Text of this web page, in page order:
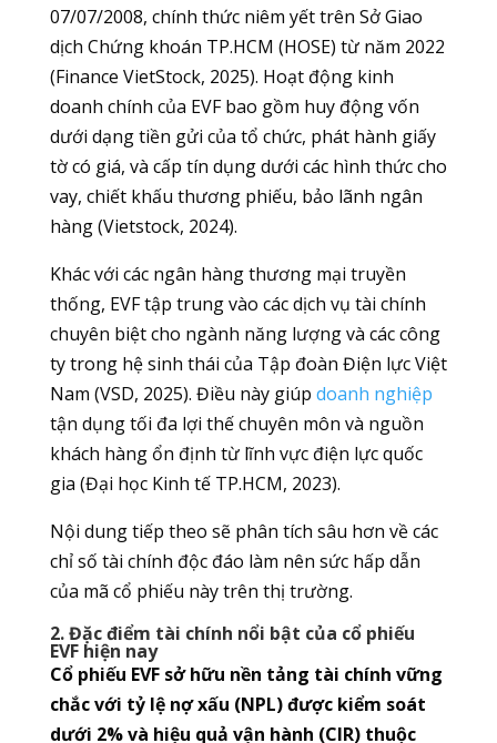
07/07/2008, chính thức niêm yết trên Sở Giao
dịch Chứng khoán TP.HCM (HOSE) từ năm 2022
(Finance VietStock, 2025). Hoạt động kinh
doanh chính của EVF bao gồm huy động vốn
dưới dạng tiền gửi của tổ chức, phát hành giấy
tờ có giá, và cấp tín dụng dưới các hình thức cho
vay, chiết khấu thương phiếu, bảo lãnh ngân
hàng (Vietstock, 2024).
Khác với các ngân hàng thương mại truyền
thống, EVF tập trung vào các dịch vụ tài chính
chuyên biệt cho ngành năng lượng và các công
ty trong hệ sinh thái của Tập đoàn Điện lực Việt
Nam (VSD, 2025). Điều này giúp doanh nghiệp
tận dụng tối đa lợi thế chuyên môn và nguồn
khách hàng ổn định từ lĩnh vực điện lực quốc
gia (Đại học Kinh tế TP.HCM, 2023).
Nội dung tiếp theo sẽ phân tích sâu hơn về các
chỉ số tài chính độc đáo làm nên sức hấp dẫn
của mã cổ phiếu này trên thị trường.
2. Đặc điểm tài chính nổi bật của cổ phiếu
EVF hiện nay
Cổ phiếu EVF sở hữu nền tảng tài chính vững
chắc với tỷ lệ nợ xấu (NPL) được kiểm soát
dưới 2% và hiệu quả vận hành (CIR) thuộc